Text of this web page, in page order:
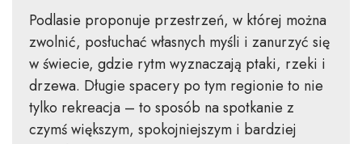
Podlasie proponuje przestrzeń, w której można
zwolnić, posłuchać własnych myśli i zanurzyć się
w świecie, gdzie rytm wyznaczają ptaki, rzeki i
drzewa. Długie spacery po tym regionie to nie
tylko rekreacja – to sposób na spotkanie z
czymś większym, spokojniejszym i bardziej